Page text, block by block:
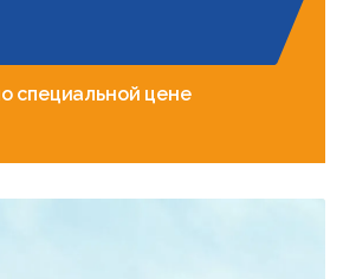
специальной цене